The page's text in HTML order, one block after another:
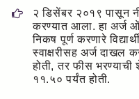
२ डिसेंबर २०१९ पासून
करण्यात आला. हा अर्ज
निकष पूर्ण करणारे
स्वाक्षरीसह अर्ज दाखल
होती, तर फीस भरण्याची
११.५० पर्यंत होती.